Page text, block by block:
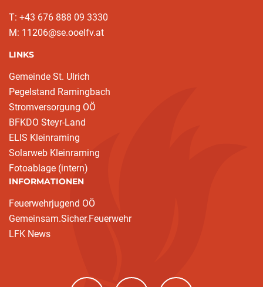
T: +43 676 888 09 3330
M: 11206@se.ooelfv.at
LINKS
Gemeinde St. Ulrich
Pegelstand Ramingbach
Stromversorgung OÖ
BFKDO Steyr-Land
ELIS Kleinraming
Solarweb Kleinraming
Fotoablage (intern)
INFORMATIONEN
Feuerwehrjugend OÖ
Gemeinsam.Sicher.Feuerwehr
LFK News